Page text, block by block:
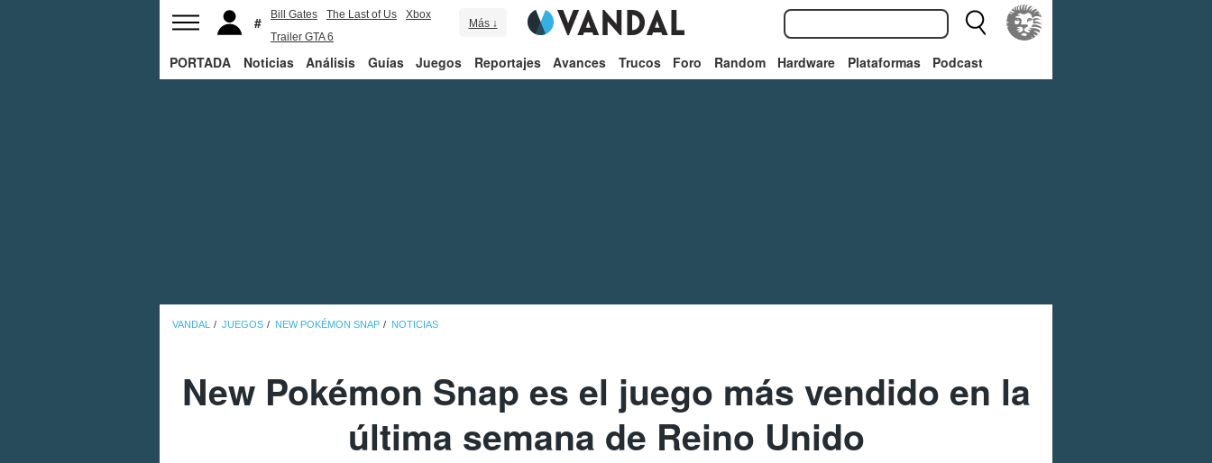
Bill Gates The Last of Us
Xbox
Trailer GTA 6
Más ↓
PORTADA Noticias Análisis Guías Juegos Reportajes Avances Trucos Foro Random Hardware Plataformas Podcast
VANDAL JUEGOS NEW POKÉMON SNAP NOTICIAS
New Pokémon Snap es el juego más vendido en la
última semana de Reino Unido